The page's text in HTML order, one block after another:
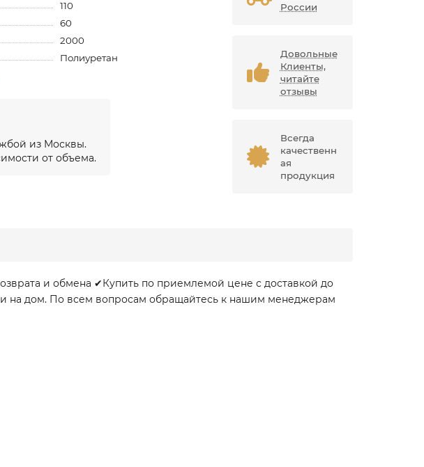
110
60
2000
Полиуретан
из Москвы.
от объема.
России
Довольные
Клиенты,
читайте
отзывы
Всегда
качественн
ая
продукция
и обмена ✔Купить по приемлемой цене с доставкой до
на дом. По всем вопросам обращайтесь к нашим менеджерам